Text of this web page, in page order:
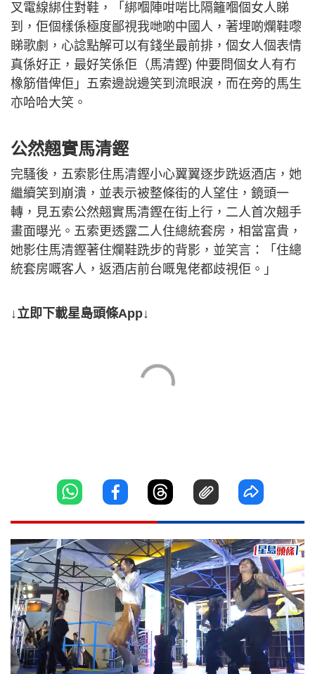
叉電線綁住對鞋，「綁嗰陣咁啱比隔籬嗰個女人睇
到，佢個樣係極度鄙視我哋啲中國人，著埋啲爛鞋嚟
睇歌劇，心諗點解可以有錢坐最前排，個女人個表情
真係好正，最好笑係佢（馬清鏗) 仲要問個女人有冇
橡筋借俾佢」五索邊說邊笑到流眼淚，而在旁的馬生
亦哈哈大笑。
公然翹實馬清鏗
完騷後，五索影住馬清鏗小心翼翼逐步跣返酒店，她
繼續笑到崩潰，並表示被整條街的人望住，鏡頭一
轉，見五索公然翹實馬清鏗在街上行，二人首次翹手
畫面曝光。五索更透露二人住總統套房，相當富貴，
她影住馬清鏗著住爛鞋跣步的背影，並笑言：「住總
統套房嘅客人，返酒店前台嘅鬼佬都歧視佢。」
↓立即下載星島頭條App↓